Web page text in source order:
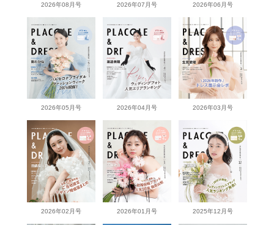
2026年08月号 2026年07月号 2026年06月号
2026年05月号 2026年04月号 2026年03月号
2026年02月号 2026年01月号 2025年12月号